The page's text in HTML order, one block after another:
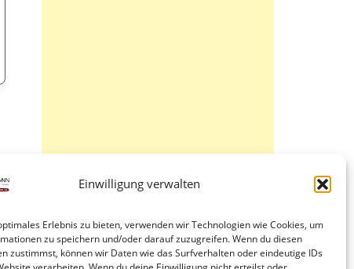
Einwilligung verwalten
Erlebnis zu bieten, verwenden wir Technologien wie Cookies, um
zu speichern und/oder darauf zuzugreifen. Wenn du diesen
zustimmst, können wir Daten wie das Surfverhalten oder eindeutige IDs